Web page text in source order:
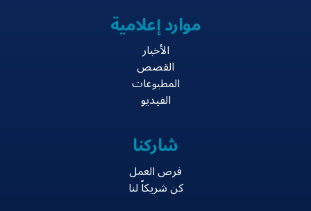
موارد إعلامية
الأخبار
القصص
المطبوعات
الفيديو
شاركنا
فرص العمل
كن شريكاً لنا